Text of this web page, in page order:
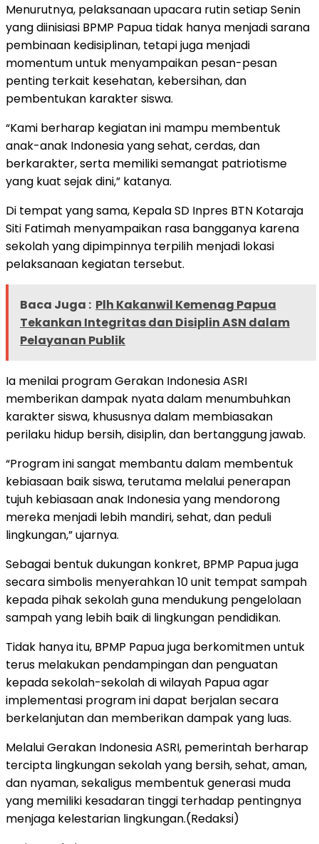
Menurutnya, pelaksanaan upacara rutin setiap Senin
yang diinisiasi BPMP Papua tidak hanya menjadi sarana
pembinaan kedisiplinan, tetapi juga menjadi
momentum untuk menyampaikan pesan-pesan
penting terkait kesehatan, kebersihan, dan
pembentukan karakter siswa.
“Kami berharap kegiatan ini mampu membentuk
anak-anak Indonesia yang sehat, cerdas, dan
berkarakter, serta memiliki semangat patriotisme
yang kuat sejak dini,” katanya.
Di tempat yang sama, Kepala SD Inpres BTN Kotaraja
Siti Fatimah menyampaikan rasa bangganya karena
sekolah yang dipimpinnya terpilih menjadi lokasi
pelaksanaan kegiatan tersebut.
Baca Juga : Plh Kakanwil Kemenag Papua
Tekankan Integritas dan Disiplin ASN dalam
Pelayanan Publik
Ia menilai program Gerakan Indonesia ASRI
memberikan dampak nyata dalam menumbuhkan
karakter siswa, khususnya dalam membiasakan
perilaku hidup bersih, disiplin, dan bertanggung jawab.
“Program ini sangat membantu dalam membentuk
kebiasaan baik siswa, terutama melalui penerapan
tujuh kebiasaan anak Indonesia yang mendorong
mereka menjadi lebih mandiri, sehat, dan peduli
lingkungan,” ujarnya.
Sebagai bentuk dukungan konkret, BPMP Papua juga
secara simbolis menyerahkan 10 unit tempat sampah
kepada pihak sekolah guna mendukung pengelolaan
sampah yang lebih baik di lingkungan pendidikan.
Tidak hanya itu, BPMP Papua juga berkomitmen untuk
terus melakukan pendampingan dan penguatan
kepada sekolah-sekolah di wilayah Papua agar
implementasi program ini dapat berjalan secara
berkelanjutan dan memberikan dampak yang luas.
Melalui Gerakan Indonesia ASRI, pemerintah berharap
tercipta lingkungan sekolah yang bersih, sehat, aman,
dan nyaman, sekaligus membentuk generasi muda
yang memiliki kesadaran tinggi terhadap pentingnya
menjaga kelestarian lingkungan.(Redaksi)